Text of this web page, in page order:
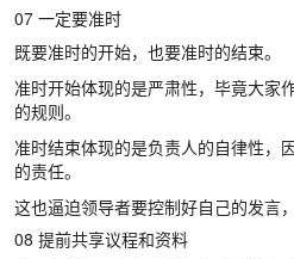
07 一定要准时
既要准时的开始，也要准时的结束。
准时开始体现的是严肃性，毕竟大家
的规则。
准时结束体现的是负责人的自律性，
的责任。
这也逼迫领导者要控制好自己的发言
08 提前共享议程和资料